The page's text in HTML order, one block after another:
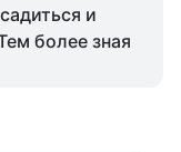
и
более зная